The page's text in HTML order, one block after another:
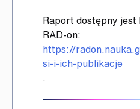
Raport dostępny
RAD-on:
https://
si-i-ich-publikacje
.